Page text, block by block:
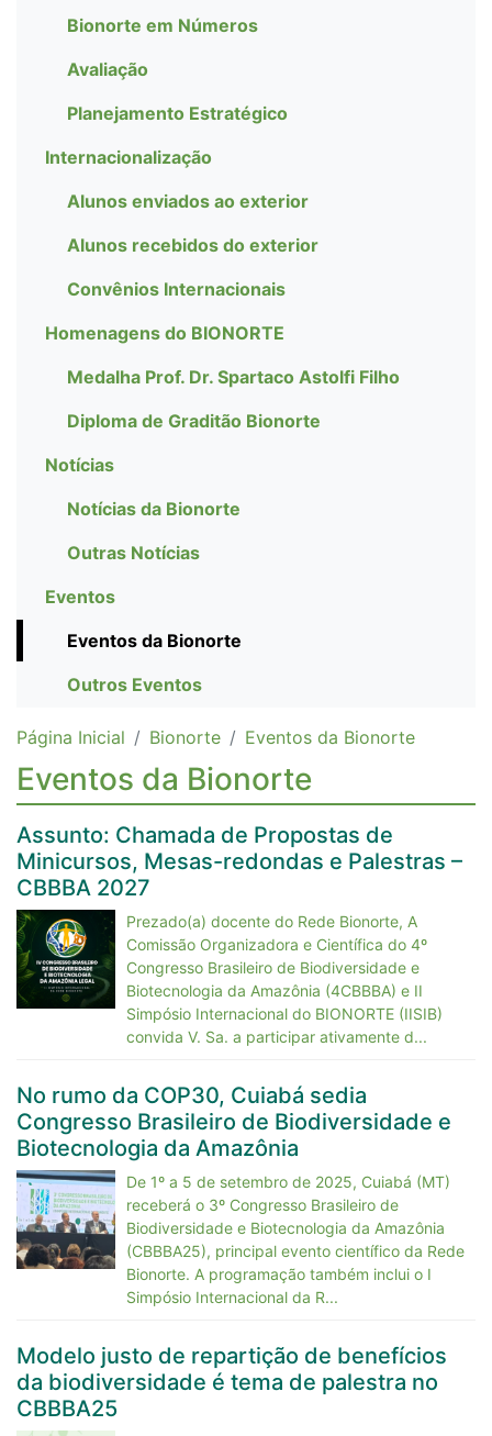
Bionorte em Números
Avaliação
Planejamento Estratégico
Internacionalização
Alunos enviados ao exterior
Alunos recebidos do exterior
Convênios Internacionais
Homenagens do BIONORTE
Medalha Prof. Dr. Spartaco Astolfi Filho
Diploma de Graditão Bionorte
Notícias
Notícias da Bionorte
Outras Notícias
Eventos
Eventos da Bionorte
Outros Eventos
Página Inicial Bionorte Eventos da Bionorte
Eventos da Bionorte
Assunto: Chamada de Propostas de
Minicursos, Mesas-redondas e Palestras –
CBBBA 2027
Prezado(a) docente do Rede Bionorte, A
Comissão Organizadora e Científica do 4º
Congresso Brasileiro de Biodiversidade e
Biotecnologia da Amazônia (4CBBBA) e II
Simpósio Internacional do BIONORTE (IISIB)
convida V. Sa. a participar ativamente d...
No rumo da COP30, Cuiabá sedia
Congresso Brasileiro de Biodiversidade e
Biotecnologia da Amazônia
De 1º a 5 de setembro de 2025, Cuiabá (MT)
receberá o 3º Congresso Brasileiro de
Biodiversidade e Biotecnologia da Amazônia
(CBBBA25), principal evento científico da Rede
Bionorte. A programação também inclui o I
Simpósio Internacional da R...
Modelo justo de repartição de benefícios
da biodiversidade é tema de palestra no
CBBBA25